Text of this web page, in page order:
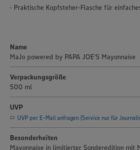
· Praktische Kopfsteher-Flasche für
Name
MaJo powered by PAPA JOE'S Mayonnaise
Verpackungsgröße
500 ml
UVP
UVP per E-Mail anfragen (Service nur für
Besonderheiten
Mayonnaise in limitierter Sonderedition mit